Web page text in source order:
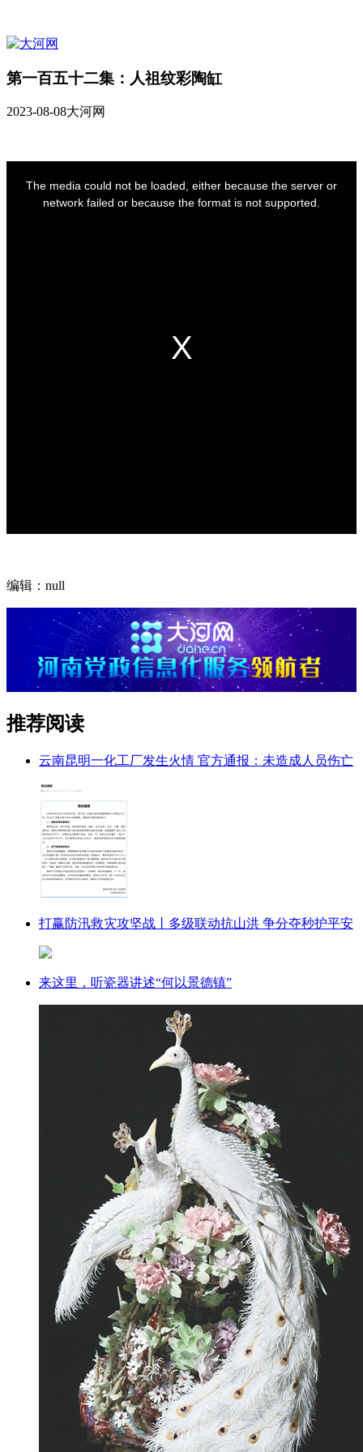
第一百五十二集：人祖纹彩陶缸
2023-08-08大河网
编辑：null
推荐阅读
云南昆明一化工厂发生火情 官方通报：未造成人员伤亡
打赢防汛救灾攻坚战丨多级联动抗山洪 争分夺秒护平安
来这里，听瓷器讲述“何以景德镇”